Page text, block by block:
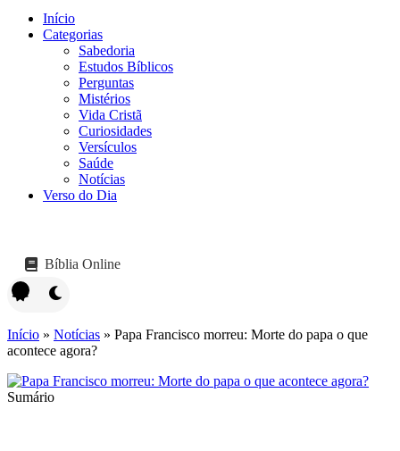
Início
Categorias
Sabedoria
Estudos Bíblicos
Perguntas
Mistérios
Vida Cristã
Curiosidades
Versículos
Saúde
Notícias
Verso do Dia
Bíblia Online
Início » Notícias » Papa Francisco morreu: Morte do papa o que
acontece agora?
Sumário